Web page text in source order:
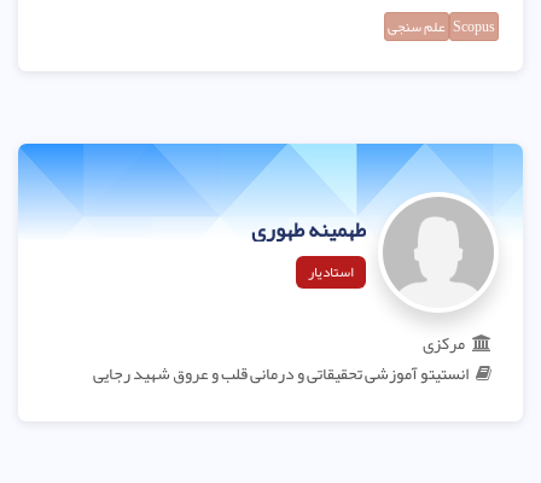
Scopus علم سنجی
طهمینه طهوری
استادیار
مرکزی
انستیتو آموزشی تحقیقاتی و درمانی قلب و عروق شهید رجایی